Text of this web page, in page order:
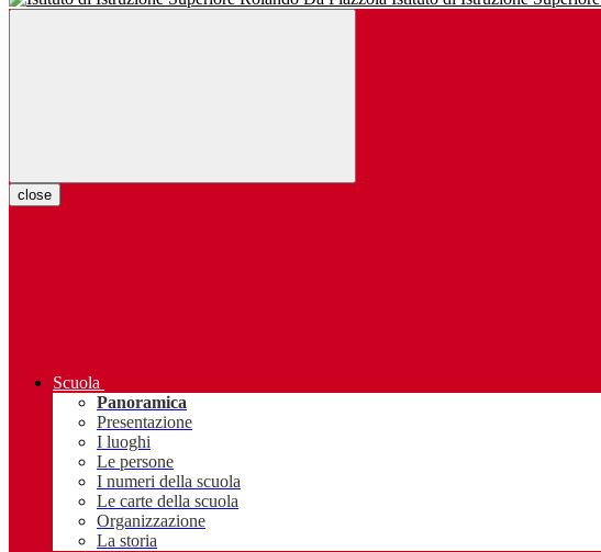
close
Scuola
Panoramica
Presentazione
I luoghi
Le persone
I numeri della scuola
Le carte della scuola
Organizzazione
La storia